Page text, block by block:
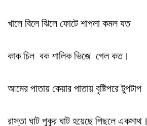
খালে বিলে ঝিলে ফোটে শাপলা কমল যত
কাক চিল বক শালিক ভিজে গেল কত।
আমের পাতায় কেয়ার পাতায় বৃষ্টিপরে টুপটাপ
রাস্তা ঘাট পুকুর ঘাট হয়েছে পিছলে একসাথ।